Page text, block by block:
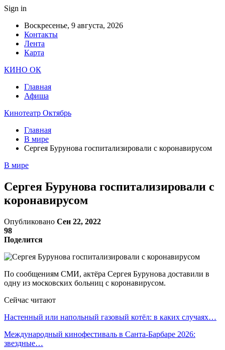
Sign in
Воскресенье, 9 августа, 2026
Контакты
Лента
Карта
КИНО ОК
Главная
Афиша
Кинотеатр Октябрь
Главная
В мире
Сергея Бурунова госпитализировали с коронавирусом
В мире
Сергея Бурунова госпитализировали с
коронавирусом
Опубликовано Сен 22, 2022
98
Поделится
По сообщениям СМИ, актёра Сергея Бурунова доставили в
одну из московских больниц с коронавирусом.
Сейчас читают
Настенный или напольный газовый котёл: в каких случаях…
Международный кинофестиваль в Санта-Барбаре 2026:
звездные…